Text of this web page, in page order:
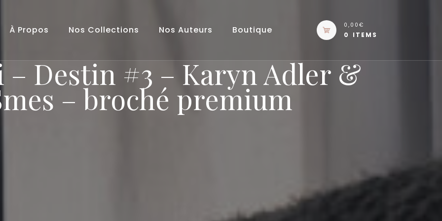
À Propos Nos Collections Nos Auteurs Boutique 0,00€
0 ITEMS
Destin #3 – Karyn Adler &
– broché premium